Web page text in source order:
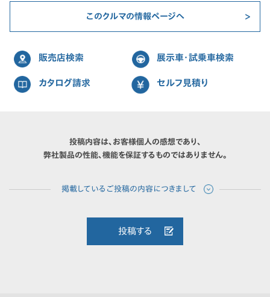
このクルマの情報ページへ
販売店検索 展示車・試乗車検索
カタログ請求 セルフ見積り
投稿内容は、お客様個人の感想であり、
弊社製品の性能、機能を保証するものではありません。
投稿する